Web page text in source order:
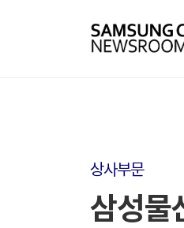
상사부문
삼성물